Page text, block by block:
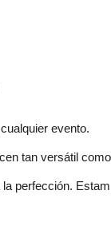
evento.
tan versátil
perfección.